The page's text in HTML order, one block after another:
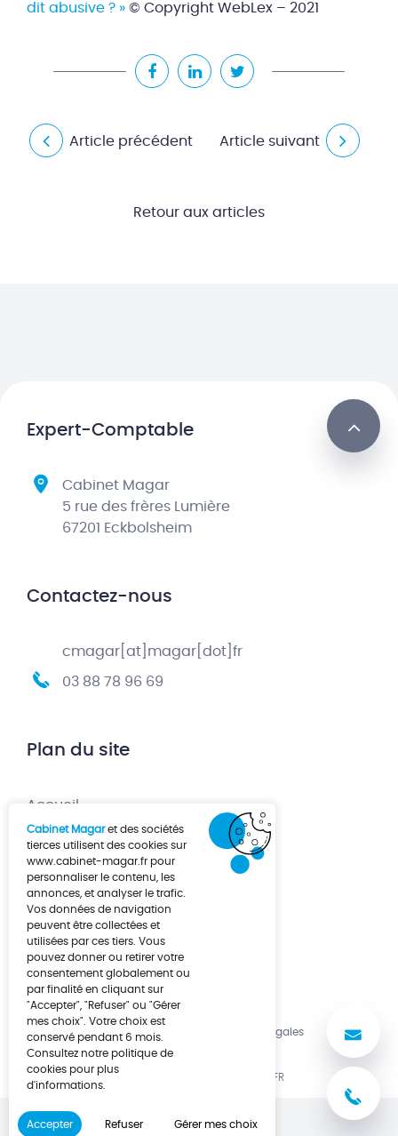
dit abusive ? » © Copyright WebLex – 2021
Article précédent Article suivant
Retour aux articles
Expert-Comptable
Cabinet Magar
5 rue des frères Lumière
67201 Eckbolsheim
Contactez-nous
cmagar[at]magar[dot]fr
03 88 78 96 69
Plan du site
Accueil
Création d’entreprise
Développement d’entreprise
À propos
Actualités
Contact
Politique de cookies Mentions légales
UNE RÉALISATION LUCYAN.FR
Cabinet Magaret des sociétés
tierces utilisent des cookies sur
www.cabinet-magar.frpour
personnaliser le contenu, les
annonces, et analyser le trafic.
Vos données de navigation
peuvent être collectées et
utilisées par ces tiers. Vous
pouvez donner ou retirer votre
consentement globalement ou
par finalité en cliquant sur
"Accepter", "Refuser" ou "Gérer
mes choix". Votre choix est
conservé pendant 6 mois.
Consultez notre politique de
cookies pour plus
d'informations.
Accepter Refuser Gérer mes choix